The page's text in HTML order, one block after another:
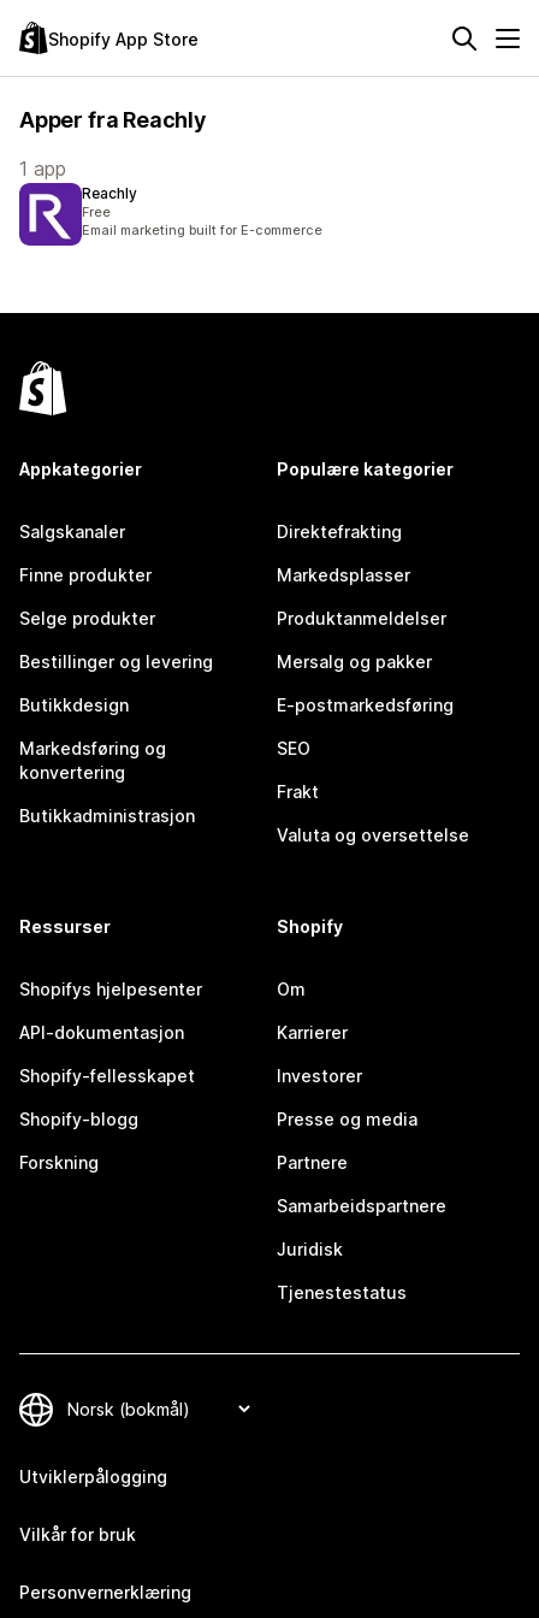
Shopify App Store
Apper fra Reachly
1 app
Reachly
Free
Email marketing built for E-commerce
Appkategorier
Salgskanaler
Finne produkter
Selge produkter
Bestillinger og levering
Butikkdesign
Markedsføring og
konvertering
Butikkadministrasjon
Populære kategorier
Direktefrakting
Markedsplasser
Produktanmeldelser
Mersalg og pakker
E-postmarkedsføring
SEO
Frakt
Valuta og oversettelse
Ressurser
Shopifys hjelpesenter
API-dokumentasjon
Shopify-fellesskapet
Shopify-blogg
Forskning
Shopify
Om
Karrierer
Investorer
Presse og media
Partnere
Samarbeidspartnere
Juridisk
Tjenestestatus
Utviklerpålogging
Vilkår for bruk
Personvernerklæring